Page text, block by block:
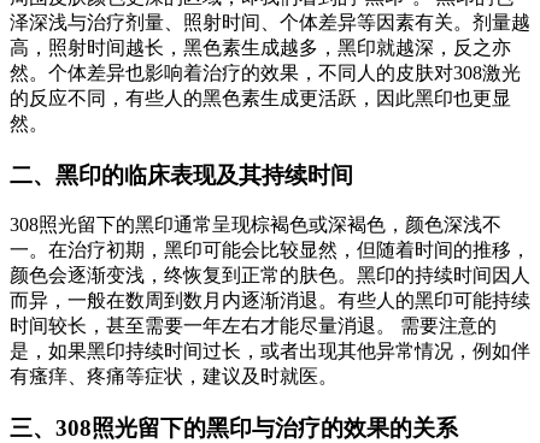
泽深浅与治疗剂量、照射时间、个体差异等因素有关。剂量越
高，照射时间越长，黑色素生成越多，黑印就越深，反之亦
然。个体差异也影响着治疗的效果，不同人的皮肤对308激光
的反应不同，有些人的黑色素生成更活跃，因此黑印也更显
然。
二、黑印的临床表现及其持续时间
308照光留下的黑印通常呈现棕褐色或深褐色，颜色深浅不
一。在治疗初期，黑印可能会比较显然，但随着时间的推移，
颜色会逐渐变浅，终恢复到正常的肤色。黑印的持续时间因人
而异，一般在数周到数月内逐渐消退。有些人的黑印可能持续
时间较长，甚至需要一年左右才能尽量消退。 需要注意的
是，如果黑印持续时间过长，或者出现其他异常情况，例如伴
有瘙痒、疼痛等症状，建议及时就医。
三、308照光留下的黑印与治疗的效果的关系